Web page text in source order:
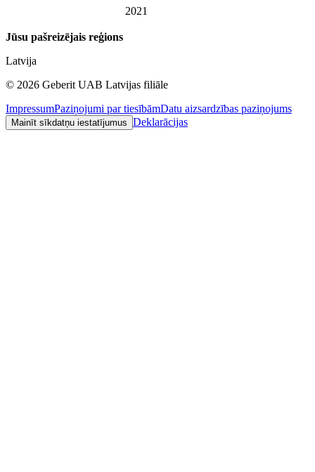
2021
Jūsu pašreizējais reģions
Latvija
© 2026 Geberit UAB Latvijas filiāle
ImpressumPaziņojumi par tiesībāmDatu aizsardzības paziņojums
Mainīt sīkdatņu iestatījumus Deklarācijas